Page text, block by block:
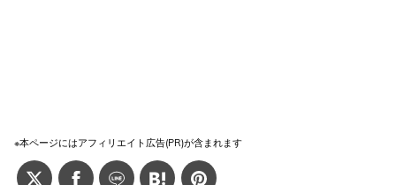
※本ページにはアフィリエイト広告(PR)が含まれます